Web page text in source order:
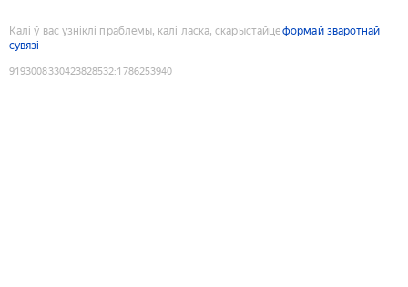
Калі ў вас узніклі праблемы, калі ласка, скарыстайцеформай зваротнай
сувязі
9193008330423828532:1786253940